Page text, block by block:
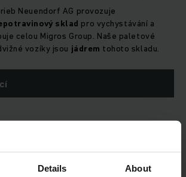
Details About
Neuendorf AG provozuje
sklad pro vychystávání a
celou Migros Group. Naše paletové
vozíky jsou jádrem tohoto skladu.